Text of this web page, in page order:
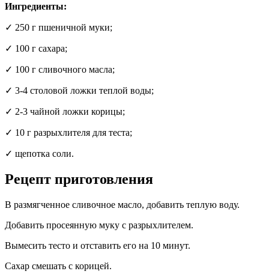
Ингредиенты:
✓ 250 г пшеничной муки;
✓ 100 г сахара;
✓ 100 г сливочного масла;
✓ 3-4 столовой ложки теплой воды;
✓ 2-3 чайной ложки корицы;
✓ 10 г разрыхлителя для теста;
✓ щепотка соли.
Рецепт приготовления
В размягченное сливочное масло, добавить теплую воду.
Добавить просеянную муку с разрыхлителем.
Вымесить тесто и отставить его на 10 минут.
Сахар смешать с корицей.